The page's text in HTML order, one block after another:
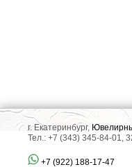
г. Екатеринбург,
Тел.: +7 (343) 345-84-01,
+7 (922) 188-17-47